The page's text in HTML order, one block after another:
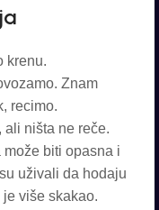
krenu.
Znam
recimo.
ali ništa ne reče.
biti opasna i
uživali da hodaju
više skakao.